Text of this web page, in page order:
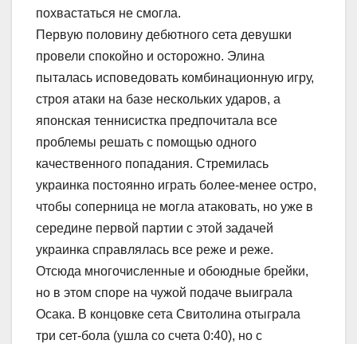
похвастаться не смогла.
Первую половину дебютного сета девушки
провели спокойно и осторожно. Элина
пыталась исповедовать комбинационную игру,
строя атаки на базе нескольких ударов, а
японская теннисистка предпочитала все
проблемы решать с помощью одного
качественного попадания. Стремилась
украинка постоянно играть более-менее остро,
чтобы соперница не могла атаковать, но уже в
середине первой партии с этой задачей
украинка справлялась все реже и реже.
Отсюда многочисленные и обоюдные брейки,
но в этом споре на чужой подаче выиграла
Осака. В концовке сета Свитолина отыграла
три сет-бола (ушла со счета 0:40), но с